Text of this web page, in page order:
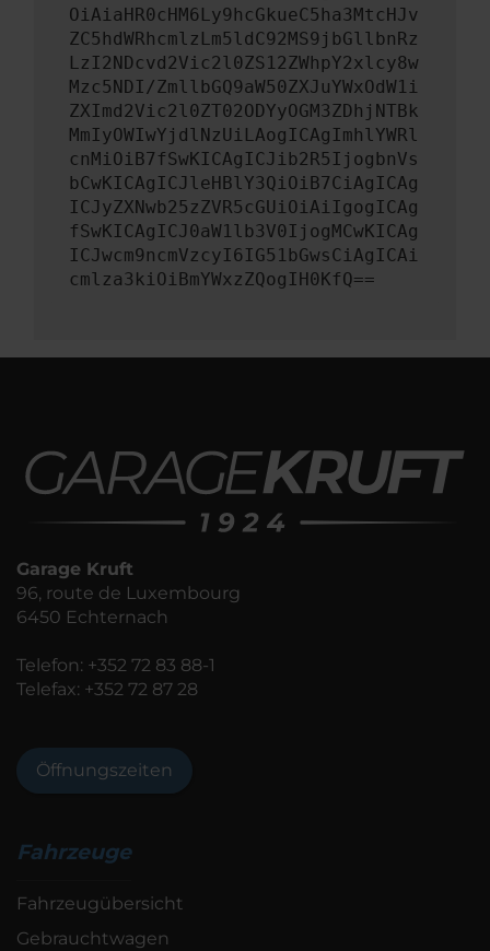
OiAiaHR0cHM6Ly9hcGkueC5ha3MtcHJv
ZC5hdWRhcmlzLm5ldC92MS9jbGllbnRz
LzI2NDcvd2Vic2l0ZS12ZWhpY2xlcy8w
Mzc5NDI/ZmllbGQ9aW50ZXJuYWxOdW1i
ZXImd2Vic2l0ZT02ODYyOGM3ZDhjNTBk
MmIyOWIwYjdlNzUiLAogICAgImhlYWRl
cnMiOiB7fSwKICAgICJib2R5IjogbnVs
bCwKICAgICJleHBlY3QiOiB7CiAgICAg
ICJyZXNwb25zZVR5cGUiOiAiIgogICAg
fSwKICAgICJ0aW1lb3V0IjogMCwKICAg
ICJwcm9ncmVzcyI6IG51bGwsCiAgICAi
cmlza3kiOiBmYWxzZQogIH0KfQ==
Garage Kruft
96, route de Luxembourg
6450 Echternach
Telefon: +352 72 83 88-1
Telefax: +352 72 87 28
Öffnungszeiten
Fahrzeuge
Fahrzeugübersicht
Gebrauchtwagen